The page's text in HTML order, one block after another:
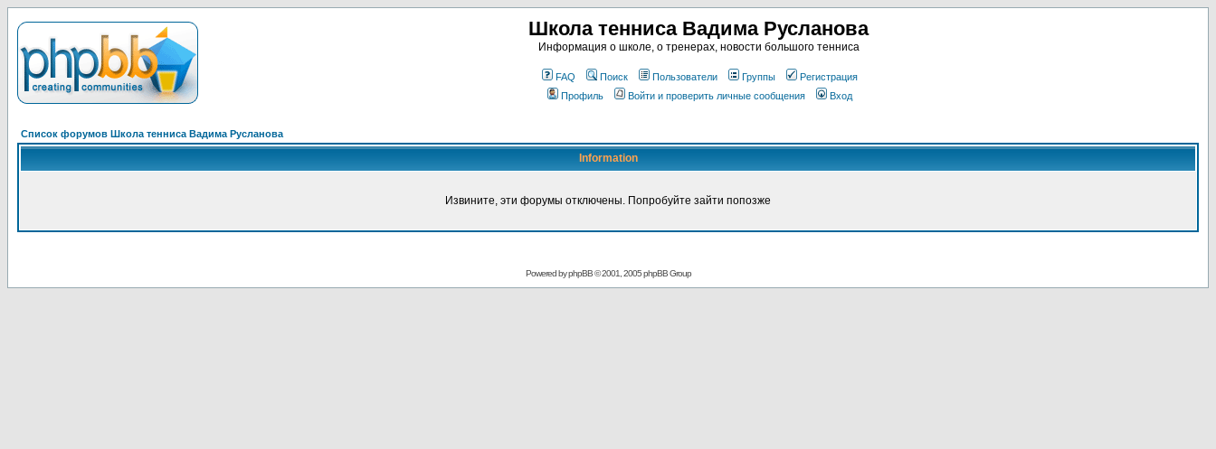
Школа тенниса Вадима Русланова
Информация о школе, о тренерах, новости большого тенниса
FAQ Поиск Пользователи Группы
Регистрация
Профиль
Войти и проверить личные сообщения Вход
Список форумов Школа тенниса Вадима Русланова
Information
Извините, эти форумы отключены. Попробуйте зайти попозже
Powered byphpBB© 2001, 2005 phpBB Group